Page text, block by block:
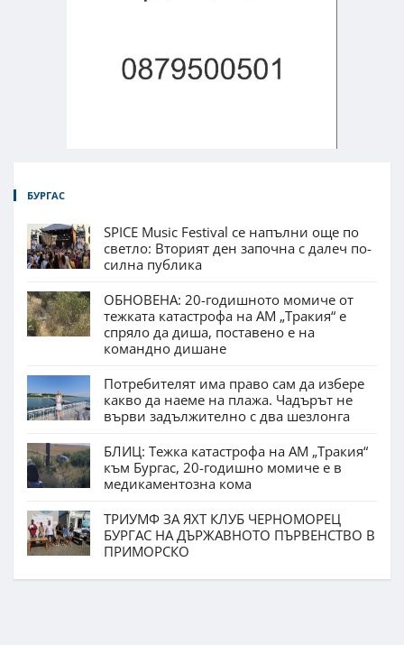
БУРГАС
SPICE Music Festival се напълни още по
светло: Вторият ден започна с далеч по-
силна публика
ОБНОВЕНА: 20-годишното момиче от
тежката катастрофа на АМ „Тракия“ е
спряло да диша, поставено е на
командно дишане
Потребителят има право сам да избере
какво да наеме на плажа. Чадърът не
върви задължително с два шезлонга
БЛИЦ: Тежка катастрофа на АМ „Тракия“
към Бургас, 20-годишно момиче е в
медикаментозна кома
ТРИУМФ ЗА ЯХТ КЛУБ ЧЕРНОМОРЕЦ
БУРГАС НА ДЪРЖАВНОТО ПЪРВЕНСТВО В
ПРИМОРСКО